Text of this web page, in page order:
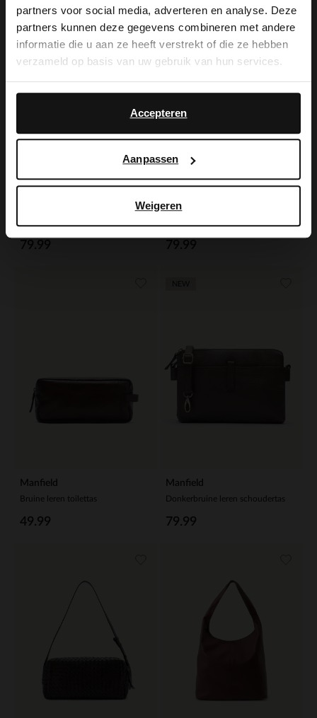
partners voor social media, adverteren en analyse. Deze
partners kunnen deze gegevens combineren met andere
informatie die u aan ze heeft verstrekt of die ze hebben
verzameld op basis van uw gebruik van hun services.
Accepteren
Aanpassen
Weigeren
79.99
NEW
Manfield
NEW
Manfield
Bruine leren toilettas
49.99
Manfield
Donkerbruine leren schoudertas
79.99
It looks like your language isn't Dutch. Would
you like to switch to English?
English